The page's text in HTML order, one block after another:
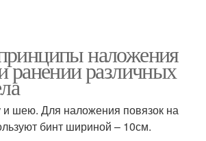
наложения
ранении различных
и шею. Для наложения повязок на
бинт шириной – 10см.